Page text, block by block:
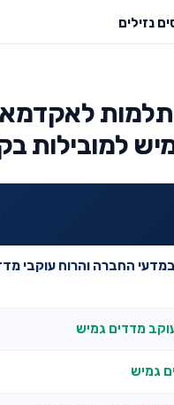
נזילים
למובילות
החברה והרוח עוקבי
מדדים גמיש
גמיש